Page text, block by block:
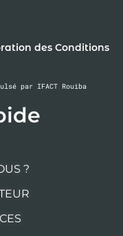
des Conditions
par IFACT Rouiba
?